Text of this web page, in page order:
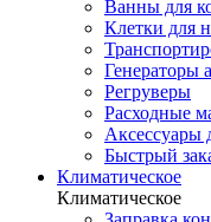
Ванны для
Клетки для
Генераторы
Регруверы
Расходные
Аксессуары
Быстрый
Климатическое
Климатическое